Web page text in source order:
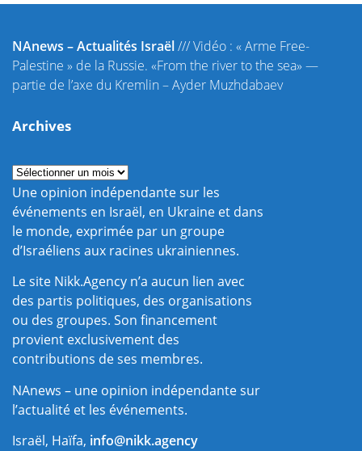
NAnews – Actualités Israël///Vidéo : « Arme Free-
Palestine » de la Russie. «From the river to the sea» —
partie de l’axe du Kremlin – Ayder Muzhdabaev
Archives
Une opinion indépendante sur les
événements en Israël, en Ukraine et dans
le monde, exprimée par un groupe
d’Israéliens aux racines ukrainiennes.
Le site Nikk.Agency n’a aucun lien avec
des partis politiques, des organisations
ou des groupes. Son financement
provient exclusivement des
contributions de ses membres.
NAnews – une opinion indépendante sur
l’actualité et les événements.
Israël, Haïfa, info@nikk.agency